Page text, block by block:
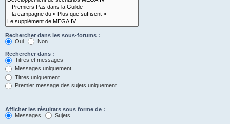
Rechercher dans les sous-forums :
Oui
Non
Rechercher dans :
Titres et messages
Messages uniquement
Titres uniquement
Premier message des sujets uniquement
Afficher les résultats sous forme de :
Messages
Sujets